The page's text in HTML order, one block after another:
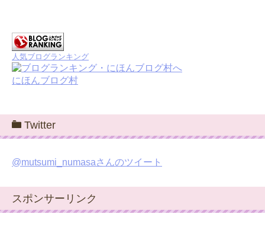
人気ブログランキング
にほんブログ村
Twitter
@mutsumi_numasaさんのツイート
スポンサーリンク